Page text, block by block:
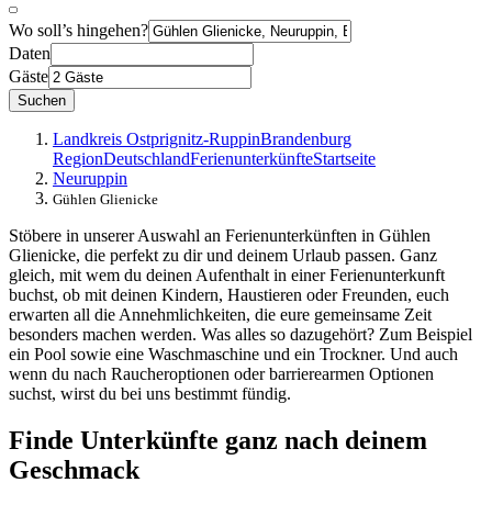
Wo soll’s hingehen?
Daten
Gäste
Suchen
Landkreis Ostprignitz-RuppinBrandenburg
RegionDeutschlandFerienunterkünfteStartseite
Neuruppin
Gühlen Glienicke
Stöbere in unserer Auswahl an Ferienunterkünften in Gühlen
Glienicke, die perfekt zu dir und deinem Urlaub passen. Ganz
gleich, mit wem du deinen Aufenthalt in einer Ferienunterkunft
buchst, ob mit deinen Kindern, Haustieren oder Freunden, euch
erwarten all die Annehmlichkeiten, die eure gemeinsame Zeit
besonders machen werden. Was alles so dazugehört? Zum Beispiel
ein Pool sowie eine Waschmaschine und ein Trockner. Und auch
wenn du nach Raucheroptionen oder barrierearmen Optionen
suchst, wirst du bei uns bestimmt fündig.
Finde Unterkünfte ganz nach deinem
Geschmack